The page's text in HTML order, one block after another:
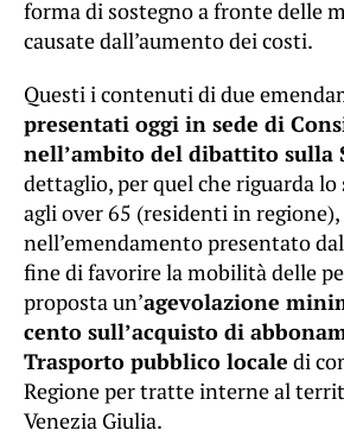
forma di sostegno a fronte delle
causate dall’aumento dei costi.
Questi i contenuti di due
presentati oggi in sede di
nell’ambito del dibattito sulla
dettaglio, per quel che riguarda
agli over 65 (residenti in regione),
nell’emendamento presentato
fine di favorire la mobilità delle
proposta un’agevolazione
cento sull’acquisto di
Trasporto pubblico locale di
Regione per tratte interne al
Venezia Giulia.